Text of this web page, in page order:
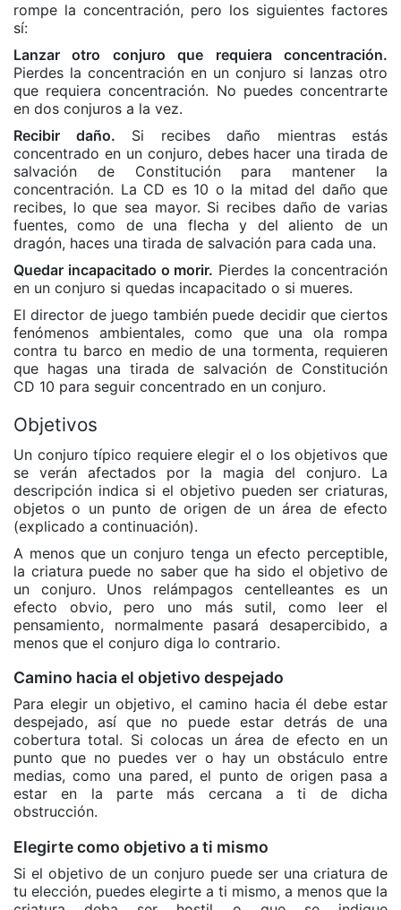
rompe la concentración, pero los siguientes factores
sí:
Lanzar otro conjuro que requiera concentración.
Pierdes la concentración en un conjuro si lanzas otro
que requiera concentración. No puedes concentrarte
en dos conjuros a la vez.
Recibir daño. Si recibes daño mientras estás
concentrado en un conjuro, debes hacer una tirada de
salvación de Constitución para mantener la
concentración. La CD es 10 o la mitad del daño que
recibes, lo que sea mayor. Si recibes daño de varias
fuentes, como de una flecha y del aliento de un
dragón, haces una tirada de salvación para cada una.
Quedar incapacitado o morir. Pierdes la concentración
en un conjuro si quedas incapacitado o si mueres.
El director de juego también puede decidir que ciertos
fenómenos ambientales, como que una ola rompa
contra tu barco en medio de una tormenta, requieren
que hagas una tirada de salvación de Constitución
CD 10 para seguir concentrado en un conjuro.
Objetivos
Un conjuro típico requiere elegir el o los objetivos que
se verán afectados por la magia del conjuro. La
descripción indica si el objetivo pueden ser criaturas,
objetos o un punto de origen de un área de efecto
(explicado a continuación).
A menos que un conjuro tenga un efecto perceptible,
la criatura puede no saber que ha sido el objetivo de
un conjuro. Unos relámpagos centelleantes es un
efecto obvio, pero uno más sutil, como leer el
pensamiento, normalmente pasará desapercibido, a
menos que el conjuro diga lo contrario.
Camino hacia el objetivo despejado
Para elegir un objetivo, el camino hacia él debe estar
despejado, así que no puede estar detrás de una
cobertura total. Si colocas un área de efecto en un
punto que no puedes ver o hay un obstáculo entre
medias, como una pared, el punto de origen pasa a
estar en la parte más cercana a ti de dicha
obstrucción.
Elegirte como objetivo a ti mismo
Si el objetivo de un conjuro puede ser una criatura de
tu elección, puedes elegirte a ti mismo, a menos que la